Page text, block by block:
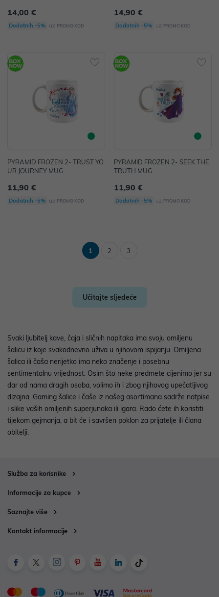
14,00 €
Dodatnih -5% uz PROMO KOD
14,90 €
Dodatnih -5% uz PROMO KOD
PYRAMID FROZEN 2- TRUST YO
UR JOURNEY MUG
11,90 €
Dodatnih -5% uz PROMO KOD
PYRAMID FROZEN 2- SEEK THE
TRUTH MUG
11,90 €
Dodatnih -5% uz PROMO KOD
1 2 3
Učitajte sljedeće
Svaki ljubitelj kave, čaja i sličnih napitaka ima svoju omiljenu
šalicu iz koje svakodnevno uživa u njihovom ispijanju. Omiljena
šalica ili čaša nerijetko ima neko značenje i posebnu
sentimentalnu vrijednost. Osim što neke predmete cijenimo jer su
dar od nama dragih osoba, volimo ih i zbog njihovog upečatljivog
dizajna. Gaming šalice i čaše iz našeg asortimana sadrže natpise
i slike vaših omiljenih superjunaka ili igara. Rado ćete ih koristiti
tijekom gejmanja, a bit će i savršen poklon za prijatelje ili člana
obitelji.
Služba za korisnike
Informacije za kupce
Saznajte više
Kontakt informacije